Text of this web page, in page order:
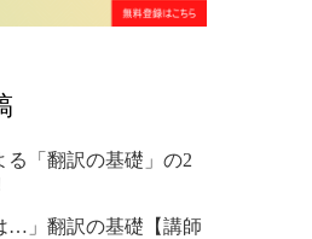
る「翻訳の基礎」の2
…」翻訳の基礎【講師